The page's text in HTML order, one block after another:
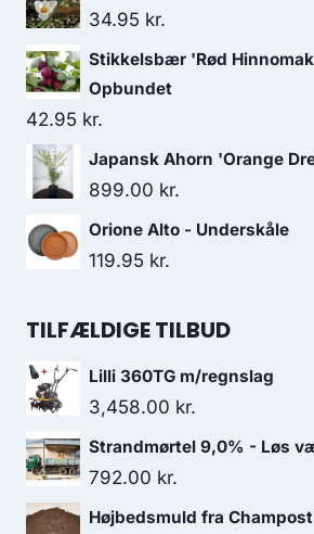
34.95 kr.
Stikkelsbær 'Rød
Opbundet
42.95 kr.
Japansk Ahorn 'Orange
899.00 kr.
Orione Alto - Underskåle
119.95 kr.
TILFÆLDIGE TILBUD
Lilli 360TG m/regnslag
3,458.00 kr.
Strandmørtel 9,0% - Løs
792.00 kr.
Højbedsmuld fra